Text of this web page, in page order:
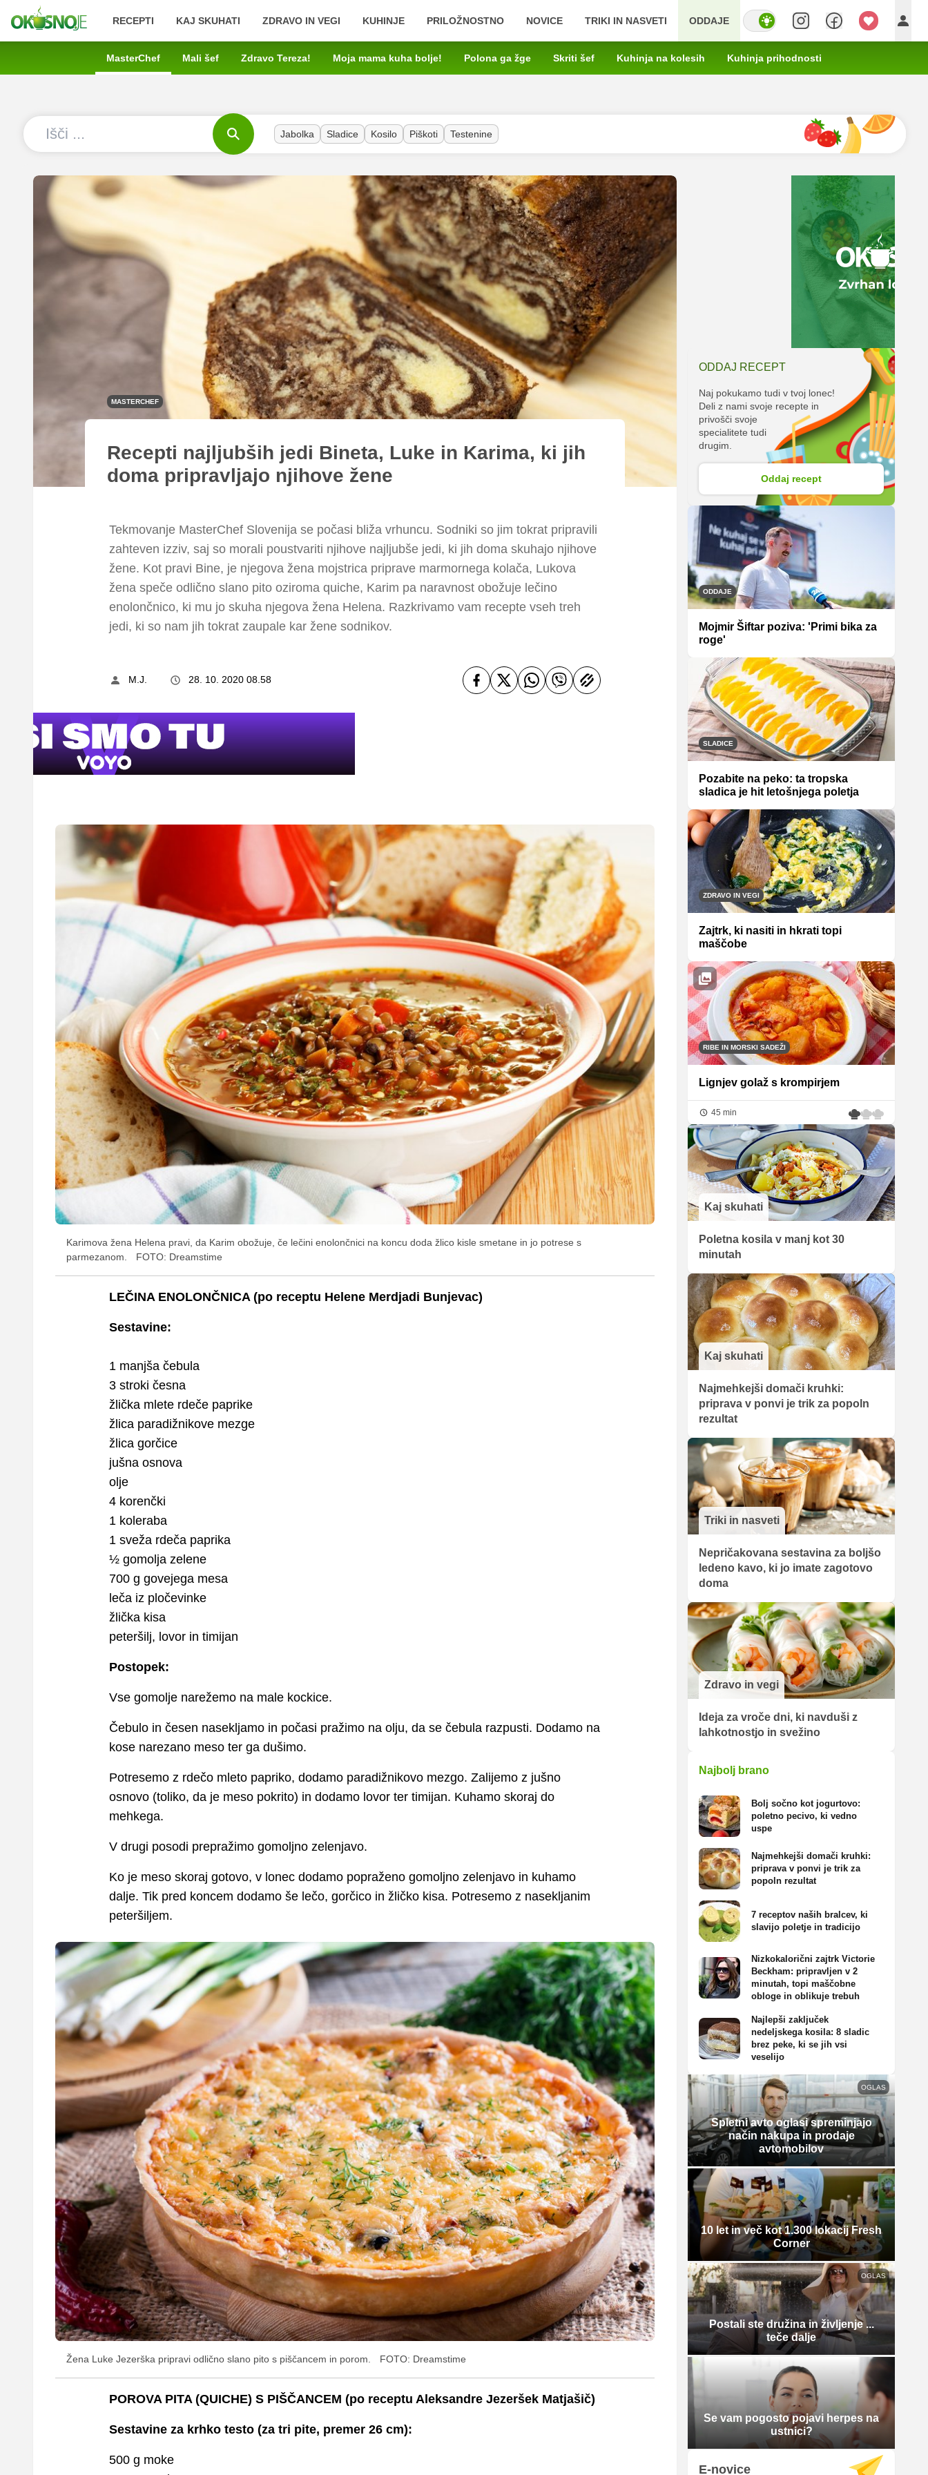
RECEPTI KAJ SKUHATI ZDRAVO IN VEGI KUHINJE PRILOŽNOSTNO NOVICE TRIKI IN NASVETI ODDAJE
MasterChef Mali šef Zdravo Tereza! Moja mama kuha bolje! Polona ga žge Skriti šef Kuhinja na kolesih Kuhinja prihodnosti
Jabolka Sladice Kosilo Piškoti Testenine
MASTERCHEF
Recepti najljubših jedi Bineta, Luke in Karima, ki jih
doma pripravljajo njihove žene
Tekmovanje MasterChef Slovenija se počasi bliža vrhuncu. Sodniki so jim tokrat pripravili
zahteven izziv, saj so morali poustvariti njihove najljubše jedi, ki jih doma skuhajo njihove
žene. Kot pravi Bine, je njegova žena mojstrica priprave marmornega kolača, Lukova
žena speče odlično slano pito oziroma quiche, Karim pa naravnost obožuje lečino
enolončnico, ki mu jo skuha njegova žena Helena. Razkrivamo vam recepte vseh treh
jedi, ki so nam jih tokrat zaupale kar žene sodnikov.
M.J. 28. 10. 2020 08.58
Karimova žena Helena pravi, da Karim obožuje, če lečini enolončnici na koncu doda žlico kisle smetane in jo potrese s
parmezanom.
FOTO: Dreamstime
LEČINA ENOLONČNICA (po receptu Helene Merdjadi Bunjevac)
Sestavine:
1 manjša čebula
3 stroki česna
žlička mlete rdeče paprike
žlica paradižnikove mezge
žlica gorčice
jušna osnova
olje
4 korenčki
1 koleraba
1 sveža rdeča paprika
½ gomolja zelene
700 g govejega mesa
leča iz pločevinke
žlička kisa
peteršilj, lovor in timijan
Postopek:
Vse gomolje narežemo na male kockice.
Čebulo in česen nasekljamo in počasi pražimo na olju, da se čebula razpusti. Dodamo na
kose narezano meso ter ga dušimo.
Potresemo z rdečo mleto papriko, dodamo paradižnikovo mezgo. Zalijemo z jušno
osnovo (toliko, da je meso pokrito) in dodamo lovor ter timijan. Kuhamo skoraj do
mehkega.
V drugi posodi prepražimo gomoljno zelenjavo.
Ko je meso skoraj gotovo, v lonec dodamo popraženo gomoljno zelenjavo in kuhamo
dalje. Tik pred koncem dodamo še lečo, gorčico in žličko kisa. Potresemo z nasekljanim
peteršiljem.
Žena Luke Jezerška pripravi odlično slano pito s piščancem in porom. FOTO: Dreamstime
POROVA PITA (QUICHE) S PIŠČANCEM (po receptu Aleksandre Jezeršek Matjašič)
Sestavine za krhko testo (za tri pite, premer 26 cm):
500 g moke
ODDAJ RECEPT
Naj pokukamo tudi v tvoj lonec!
Deli z nami svoje recepte in
privošči svoje
specialitete tudi
drugim.
Oddaj recept
ODDAJE
Mojmir Šiftar poziva: 'Primi bika za
roge'
SLADICE
Pozabite na peko: ta tropska
sladica je hit letošnjega poletja
ZDRAVO IN VEGI
Zajtrk, ki nasiti in hkrati topi
maščobe
RIBE IN MORSKI SADEŽI
Lignjev golaž s krompirjem
45 min
Kaj skuhati
Poletna kosila v manj kot 30
minutah
Kaj skuhati
Najmehkejši domači kruhki:
priprava v ponvi je trik za popoln
rezultat
Triki in nasveti
Nepričakovana sestavina za boljšo
ledeno kavo, ki jo imate zagotovo
doma
Zdravo in vegi
Ideja za vroče dni, ki navduši z
lahkotnostjo in svežino
Najbolj brano
Bolj sočno kot jogurtovo:
poletno pecivo, ki vedno
uspe
Najmehkejši domači kruhki:
priprava v ponvi je trik za
popoln rezultat
7 receptov naših bralcev, ki
slavijo poletje in tradicijo
Nizkokalorični zajtrk Victorie
Beckham: pripravljen v 2
minutah, topi maščobne
obloge in oblikuje trebuh
Najlepši zaključek
nedeljskega kosila: 8 sladic
brez peke, ki se jih vsi
veselijo
OGLAS
Spletni avto oglasi spreminjajo
način nakupa in prodaje
avtomobilov
10 let in več kot 1.300 lokacij Fresh
Corner
OGLAS
Postali ste družina in življenje ...
teče dalje
Se vam pogosto pojavi herpes na
ustnici?
E-novice